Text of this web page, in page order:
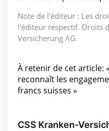
Note de l'éditeur : Les
l'éditeur respectif. Droits
Versicherung AG
À retenir de cet article:
reconnaît les
francs suisses »
CSS Kranken-